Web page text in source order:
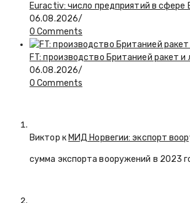
Euractiv: число предприятий в сфере
06.08.2026/
0 Comments
FT: производство Британией ракет
06.08.2026/
0 Comments
Виктор кМИД Норвегии: экспорт
сумма экспорта вооружений в 2023